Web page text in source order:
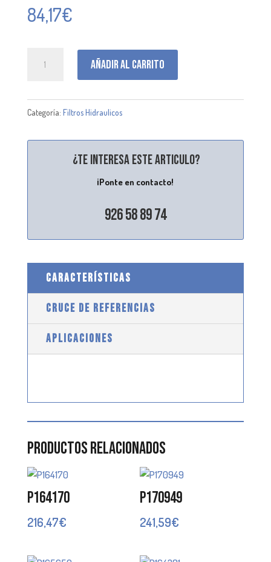
84,17€
Añadir al carrito
Categoría: Filtros Hidraulicos
¿Te interesa este articulo?
¡Ponte en contacto!
926 58 89 74
CARACTERÍSTICAS
CRUCE DE REFERENCIAS
APLICACIONES
Productos relacionados
P164170
216,47€
P170949
241,59€